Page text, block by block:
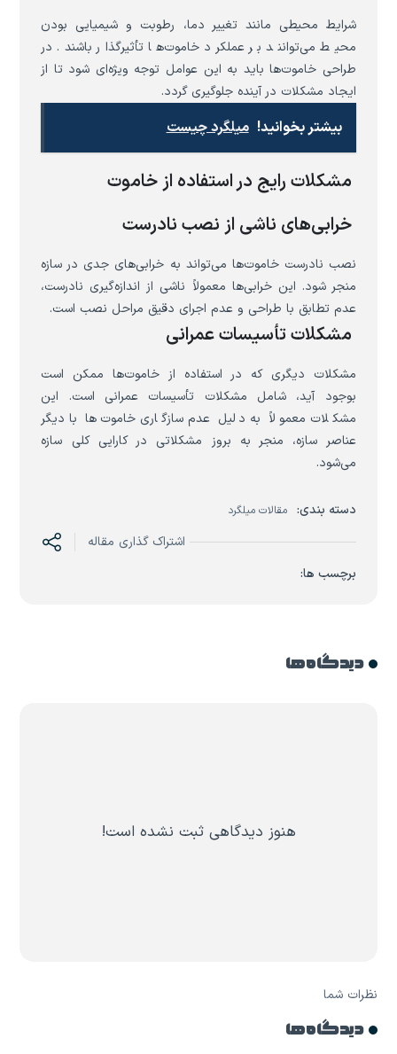
شرایط محیطی مانند تغییر دما، رطوبت و شیمیایی بودن
محیط می‌توانند بر عملکرد خاموت‌ها تأثیرگذار باشند. در
طراحی خاموت‌ها باید به این عوامل توجه ویژه‌ای شود تا از
ایجاد مشکلات در آینده جلوگیری گردد.
بیشتر بخوانید! میلگرد چیست
مشکلات رایج در استفاده از خاموت
خرابی‌های ناشی از نصب نادرست
نصب نادرست خاموت‌ها می‌تواند به خرابی‌های جدی در سازه
منجر شود. این خرابی‌ها معمولاً ناشی از اندازه‌گیری نادرست،
عدم تطابق با طراحی و عدم اجرای دقیق مراحل نصب است.
مشکلات تأسیسات عمرانی
مشکلات دیگری که در استفاده از خاموت‌ها ممکن است
بوجود آید، شامل مشکلات تأسیسات عمرانی است. این
مشکلات معمولاً به دلیل عدم سازگاری خاموت‌ها با دیگر
عناصر سازه، منجر به بروز مشکلاتی در کارایی کلی سازه
می‌شود.
دسته بندی: مقالات میلگرد
اشتراک گذاری مقاله
برچسب ها:
دیدگاه ها
هنوز دیدگاهی ثبت نشده است!
نظرات شما
دیدگاه ها